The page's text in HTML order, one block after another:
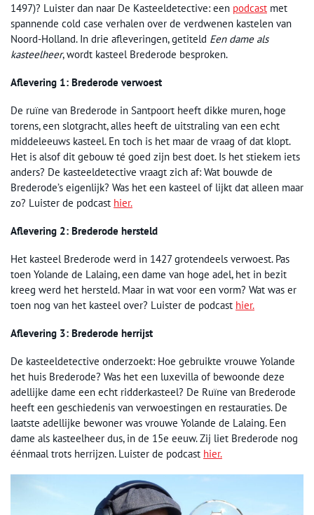
1497)? Luister dan naar De Kasteeldetective: een podcast met
spannende cold case verhalen over de verdwenen kastelen van
Noord-Holland. In drie afleveringen, getiteld Een dame als
kasteelheer, wordt kasteel Brederode besproken.
Aflevering 1: Brederode verwoest
De ruïne van Brederode in Santpoort heeft dikke muren, hoge
torens, een slotgracht, alles heeft de uitstraling van een echt
middeleeuws kasteel. En toch is het maar de vraag of dat klopt.
Het is alsof dit gebouw té goed zijn best doet. Is het stiekem iets
anders? De kasteeldetective vraagt zich af: Wat bouwde de
Brederode’s eigenlijk? Was het een kasteel of lijkt dat alleen maar
zo? Luister de podcast hier.
Aflevering 2: Brederode hersteld
Het kasteel Brederode werd in 1427 grotendeels verwoest. Pas
toen Yolande de Lalaing, een dame van hoge adel, het in bezit
kreeg werd het hersteld. Maar in wat voor een vorm? Wat was er
toen nog van het kasteel over? Luister de podcast hier.
Aflevering 3: Brederode herrijst
De kasteeldetective onderzoekt: Hoe gebruikte vrouwe Yolande
het huis Brederode? Was het een luxevilla of bewoonde deze
adellijke dame een echt ridderkasteel? De Ruïne van Brederode
heeft een geschiedenis van verwoestingen en restauraties. De
laatste adellijke bewoner was vrouwe Yolande de Lalaing. Een
dame als kasteelheer dus, in de 15e eeuw. Zij liet Brederode nog
éénmaal trots herrijzen. Luister de podcast hier.